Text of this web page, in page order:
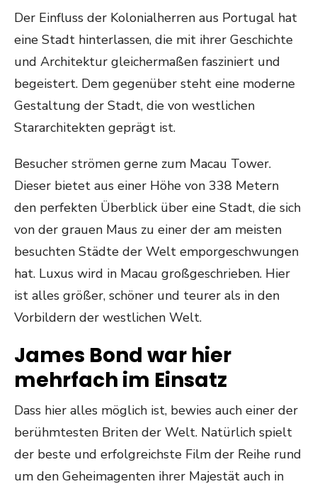
Der Einfluss der Kolonialherren aus Portugal hat
eine Stadt hinterlassen, die mit ihrer Geschichte
und Architektur gleichermaßen fasziniert und
begeistert. Dem gegenüber steht eine moderne
Gestaltung der Stadt, die von westlichen
Stararchitekten geprägt ist.
Besucher strömen gerne zum Macau Tower.
Dieser bietet aus einer Höhe von 338 Metern
den perfekten Überblick über eine Stadt, die sich
von der grauen Maus zu einer der am meisten
besuchten Städte der Welt emporgeschwungen
hat. Luxus wird in Macau großgeschrieben. Hier
ist alles größer, schöner und teurer als in den
Vorbildern der westlichen Welt.
James Bond war hier
mehrfach im Einsatz
Dass hier alles möglich ist, bewies auch einer der
berühmtesten Briten der Welt. Natürlich spielt
der beste und erfolgreichste Film der Reihe rund
um den Geheimagenten ihrer Majestät auch in